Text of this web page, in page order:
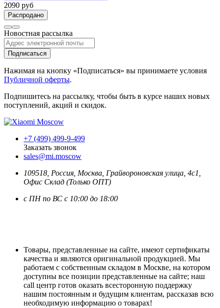
2090 руб
Распродано
Новостная рассылка
Подписаться
Нажимая на кнопку «Подписаться» вы принимаете условия
Публичной оферты.
Подпишитесь на рассылку, чтобы быть в курсе наших новых
поступлений, акций и скидок.
+7 (499) 499-9-499
Заказать звонок
sales@mi.moscow
109518, Россия Москва , Грайвороновская улица, 4с1,
Офис Склад (Только ОПТ)
с ПН по ВС с 10:00 до 18:00
Товары, представленные на сайте, имеют сертификаты
качества и являются оригинальной продукцией. Мы
работаем с собственным складом в Москве, на котором
доступны все позиции представленные на сайте; наш
call центр готов оказать всесторонную поддержку
нашим постоянным и будущим клиентам, рассказав всю
необходимую информацию о товарах!